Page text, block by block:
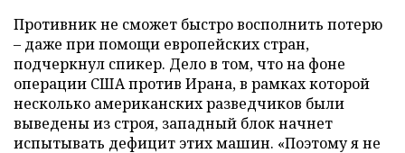
Противник не сможет быстро восполнить потерю
– даже при помощи европейских стран,
подчеркнул спикер. Дело в том, что на фоне
операции США против Ирана, в рамках которой
несколько американских разведчиков были
выведены из строя, западный блок начнет
испытывать дефицит этих машин. «Поэтому я не